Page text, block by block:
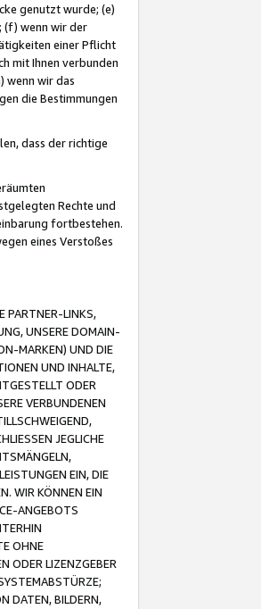
genutzt wurde; (e)
(f) wenn wir der
einer Pflicht
mit Ihnen verbunden
wenn wir das
die Bestimmungen
dass der richtige
Rechte und
fortbestehen.
eines Verstoßes
PARTNER-LINKS,
UNSERE DOMAIN-
MARKEN) UND DIE
UND INHALTE,
ODER
VERBUNDENEN
JEGLICHE
EIN, DIE
WIR KÖNNEN EIN
ANGEBOTS
OHNE
ODER LIZENZGEBER
DATEN, BILDERN,